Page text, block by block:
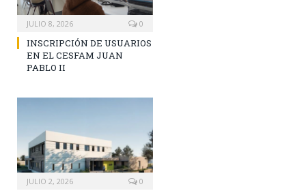
JULIO 8, 2026 0
INSCRIPCIÓN DE USUARIOS
EN EL CESFAM JUAN
PABLO II
JULIO 2, 2026 0